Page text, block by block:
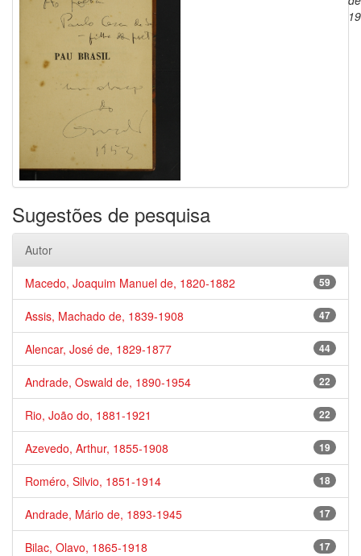
Sugestões de pesquisa
Autor
59
Macedo, Joaquim Manuel de, 1820-1882
47
Assis, Machado de, 1839-1908
44
Alencar, José de, 1829-1877
22
Andrade, Oswald de, 1890-1954
22
Rio, João do, 1881-1921
19
Azevedo, Arthur, 1855-1908
18
Roméro, Silvio, 1851-1914
17
Andrade, Mário de, 1893-1945
17
Bilac, Olavo, 1865-1918